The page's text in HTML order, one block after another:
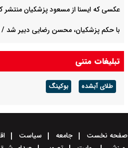
عکسی که ایسنا از مسعود پزشکیان منتشر
با حکم پزشکیان، محسن رضایی دبیر شد /
عراقچی در وزارت امور خارجه مراسم
تبلیغات متنی
طلای آبشده بوکینگ
صفحه نخست جامعه سیاست